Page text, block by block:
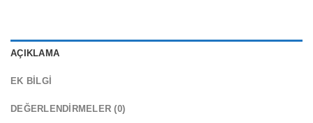
AÇIKLAMA
EK BILGI
DEĞERLENDIRMELER (0)